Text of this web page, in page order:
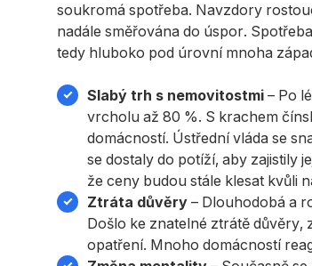
soukromá spotřeba. Navzdory
nadále směřována do úspor.
tedy hluboko pod úrovní mnoha
Slabý trh s nemovitostmi – Po
vrcholu až 80 %. S krachem
domácností. Ústřední vláda se
se dostaly do potíží, aby zajistily
že ceny budou stále klesat kvůli
Ztráta důvěry – Dlouhodobá a
Došlo ke znatelné ztrátě důvěry,
opatření. Mnoho domácností